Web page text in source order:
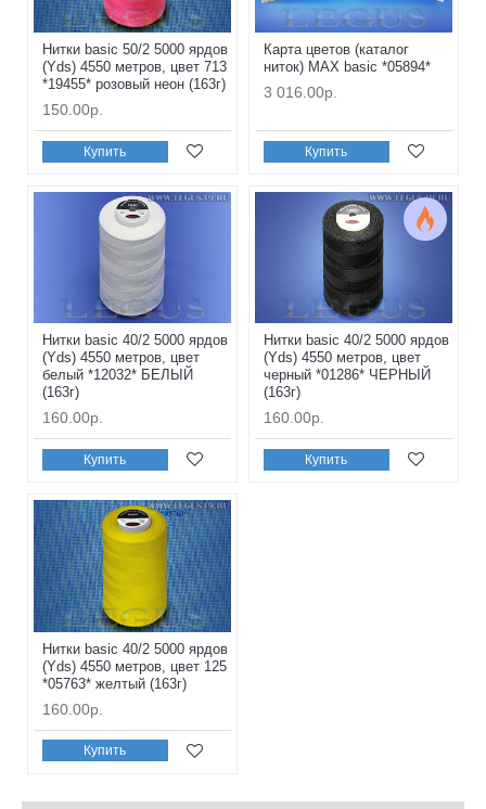
Нитки basic 50/2 5000 ярдов
(Yds) 4550 метров, цвет 713
*19455* розовый неон (163г)
150.00р.
Купить
Карта цветов (каталог
ниток) MAX basic *05894*
3 016.00р.
Купить
Нитки basic 40/2 5000 ярдов
(Yds) 4550 метров, цвет
белый *12032* БЕЛЫЙ
(163г)
160.00р.
Купить
Нитки basic 40/2 5000 ярдов
(Yds) 4550 метров, цвет
черный *01286* ЧЕРНЫЙ
(163г)
160.00р.
Купить
Нитки basic 40/2 5000 ярдов
(Yds) 4550 метров, цвет 125
*05763* желтый (163г)
160.00р.
Купить